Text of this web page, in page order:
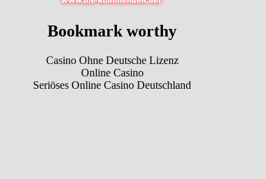
Bookmark worthy
Casino Ohne Deutsche Lizenz
Online Casino
Seriöses Online Casino Deutschland